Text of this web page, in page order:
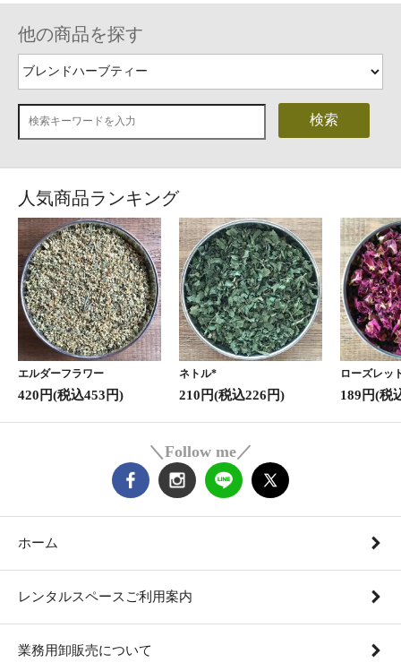
他の商品を探す
検索
人気商品ランキング
エルダーフラワー
420円(税込453円)
ネトル*
210円(税込226円)
ローズレッ
189円(税
＼Follow me／
ホーム
レンタルスペースご利用案内
業務用卸販売について